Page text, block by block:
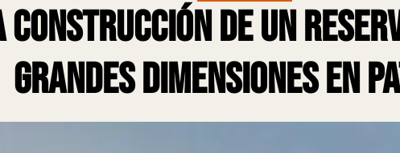
construcción de un
grandes dimensiones en